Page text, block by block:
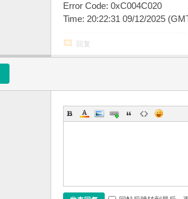
Error Code: 0xC004C020
Time: 20:22:31 09/12/2025
回复